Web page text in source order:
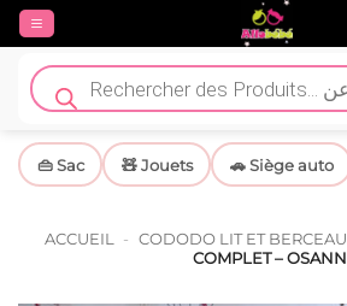
Passer
contenu
Recherche
de
produits
👜 Sac 🧸 Jouets 🚗 Siège auto
ACCUEIL - CODODO LIT ET BERCEAU
COMPLET – OSANN